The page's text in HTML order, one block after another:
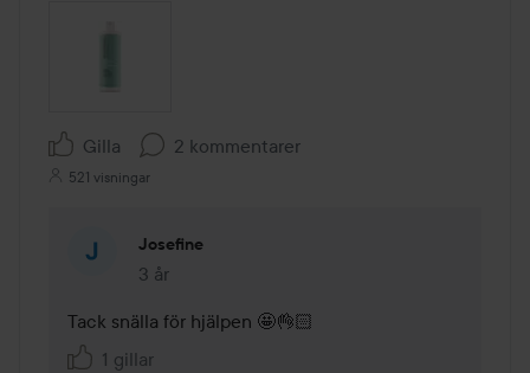
Gilla 2 kommentarer
521 visningar
Josefine
3 år
Kommentaren lades 3 år
Tack snälla för hjälpen 🤩👌🏻
1 gillar